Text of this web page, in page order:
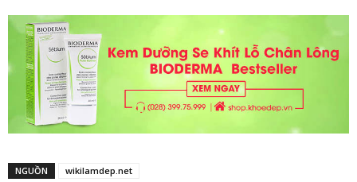
NGUỒN
wikilamdep.net